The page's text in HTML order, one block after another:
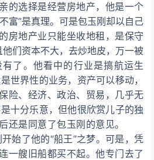
的选择是经营房地产，他是一个
富”是真理。可是包玉刚却以自己
房地产业只能坐收地租，是保守
他们资本不大，去炒地皮，万一被
了。他看中的行业是搞航运生
世界性的业务，资产可以移动，
险、经济、政治、贸易，几乎无
十分乐意，但他很欣赏儿子的独
后还是同意了包玉刚的意见。
始了他的“船王”之梦。可是，凭
一艘旧船都买不起。他专门去了